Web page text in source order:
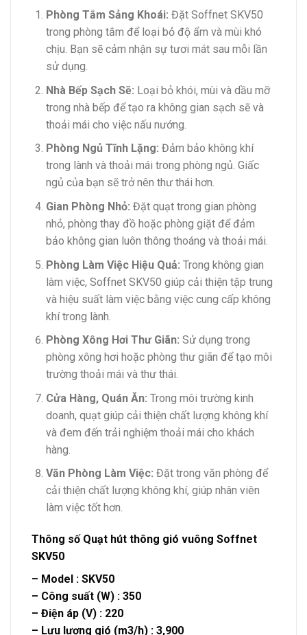
Phòng Tắm Sảng Khoái: Đặt Soffnet SKV50
trong phòng tắm để loại bỏ độ ẩm và mùi khó
chịu. Bạn sẽ cảm nhận sự tươi mát sau mỗi lần
sử dụng.
Nhà Bếp Sạch Sẽ: Loại bỏ khói, mùi và dầu mỡ
trong nhà bếp để tạo ra không gian sạch sẽ và
thoải mái cho việc nấu nướng.
Phòng Ngủ Tĩnh Lặng: Đảm bảo không khí
trong lành và thoải mái trong phòng ngủ. Giấc
ngủ của bạn sẽ trở nên thư thái hơn.
Gian Phòng Nhỏ: Đặt quạt trong gian phòng
nhỏ, phòng thay đồ hoặc phòng giặt để đảm
bảo không gian luôn thông thoáng và thoải mái.
Phòng Làm Việc Hiệu Quả: Trong không gian
làm việc, Soffnet SKV50 giúp cải thiện tập trung
và hiệu suất làm việc bằng việc cung cấp không
khí trong lành.
Phòng Xông Hơi Thư Giãn: Sử dụng trong
phòng xông hơi hoặc phòng thư giãn để tạo môi
trường thoải mái và thư thái.
Cửa Hàng, Quán Ăn: Trong môi trường kinh
doanh, quạt giúp cải thiện chất lượng không khí
và đem đến trải nghiệm thoải mái cho khách
hàng.
Văn Phòng Làm Việc: Đặt trong văn phòng để
cải thiện chất lượng không khí, giúp nhân viên
làm việc tốt hơn.
Thông số Quạt hút thông gió vuông Soffnet
SKV50
– Model : SKV50
– Công suất (W) : 350
– Điện áp (V) : 220
– Lưu lượng gió (m3/h) : 3,900